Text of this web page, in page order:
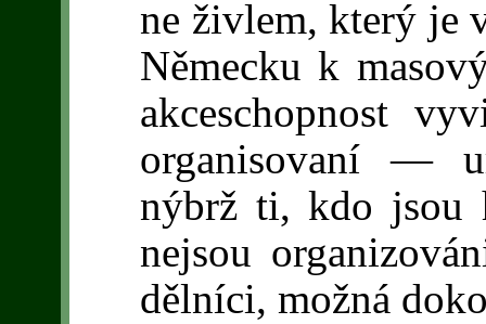
ne živlem, který je
Německu k
akceschopnost
organisovaní —
nýbrž ti, kdo jsou
nejsou
dělníci, možná